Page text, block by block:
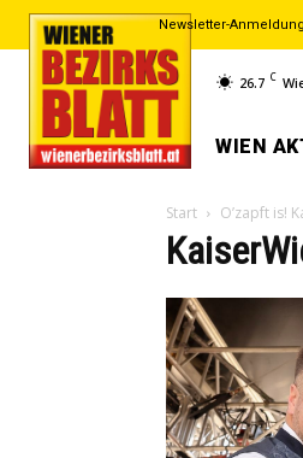
Newsletter-Anmeldung
26.7 C
WIEN
Start O’zapft is!